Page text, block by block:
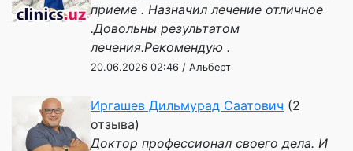
приеме . Назначил лечение отличное
.Довольны результатом
лечения.Рекомендую .
20.06.2026 02:46 / Альберт
Иргашев Дильмурад Саатович (2
отзыва)
Доктор профессионал своего дела. И